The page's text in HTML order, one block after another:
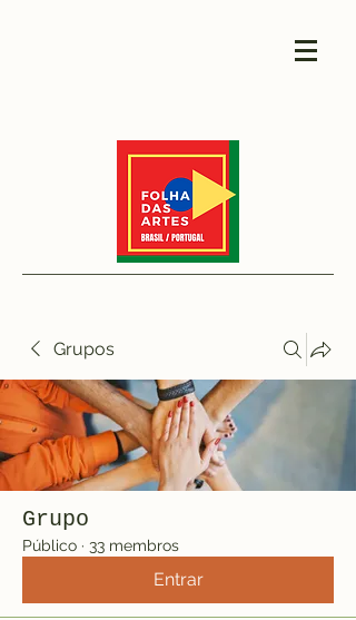
Grupos
Grupo
Público · 33 membros
Entrar